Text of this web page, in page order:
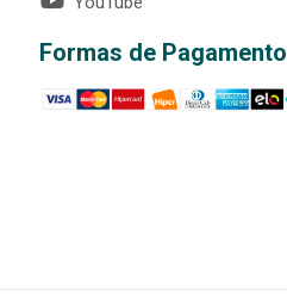
Formas de Pagamento